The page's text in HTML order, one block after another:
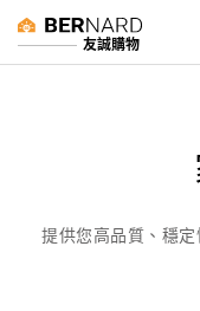
友誠購物
提供您高品質、穩